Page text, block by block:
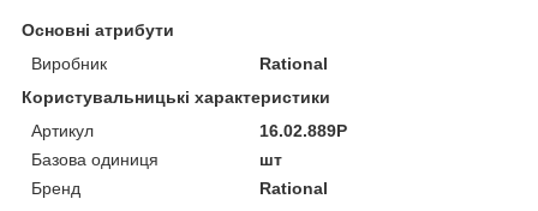
Основні атрибути
Виробник
Rational
Користувальницькі характеристики
Артикул
16.02.889P
Базова одиниця
шт
Бренд
Rational